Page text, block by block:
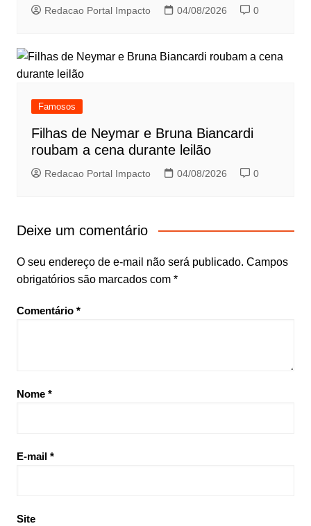
Redacao Portal Impacto 04/08/2026 0
Famosos
Filhas de Neymar e Bruna Biancardi
roubam a cena durante leilão
Redacao Portal Impacto 04/08/2026 0
Deixe um comentário
O seu endereço de e-mail não será publicado. Campos
obrigatórios são marcados com *
Comentário *
Nome *
E-mail *
Site